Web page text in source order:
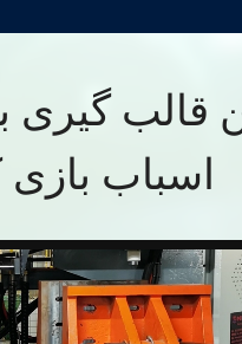
اسباب بازی